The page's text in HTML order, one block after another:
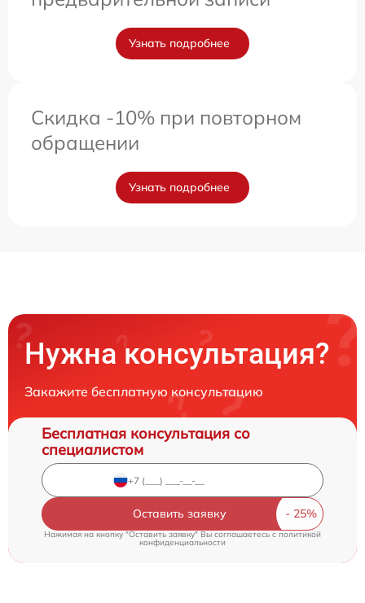
Узнать подробнее
Скидка -10% при повторном
обращении
Узнать подробнее
Нужна консультация?
Закажите бесплатную консультацию
Бесплатная консультация со
специалистом
Оставить заявку
Нажимая на кнопку "Оставить заявку" Вы соглашаетесь c политикой
конфиденциальности